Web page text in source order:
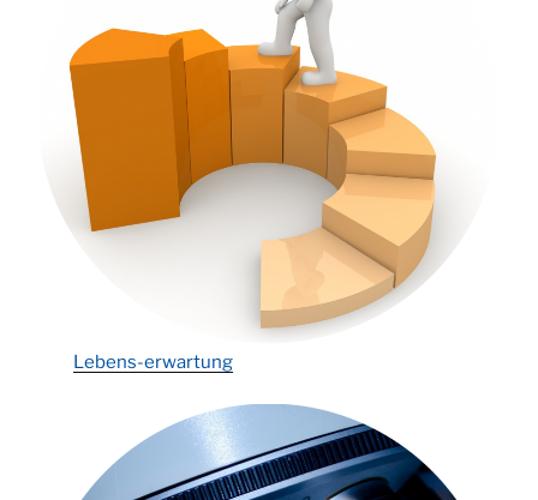
Lebens-erwartung